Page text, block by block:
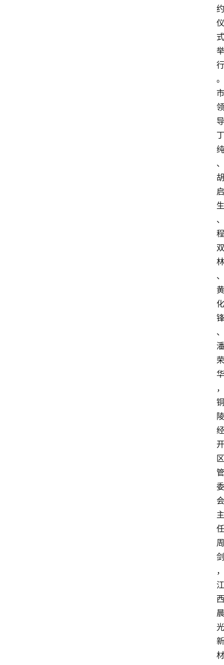
约
仪
式
举
行
。
市
领
导
丁
纯
、
胡
启
生
、
程
双
林
、
黄
化
锋
、
潘
荣
华
，
铜
陵
经
开
区
管
委
会
主
任
周
剑
，
江
西
晨
光
新
材